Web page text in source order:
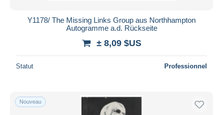
Y1178/ The Missing Links Group aus Northhampton
Autogramme a.d. Rückseite
± 8,09 $US
Statut Professionnel
Nouveau